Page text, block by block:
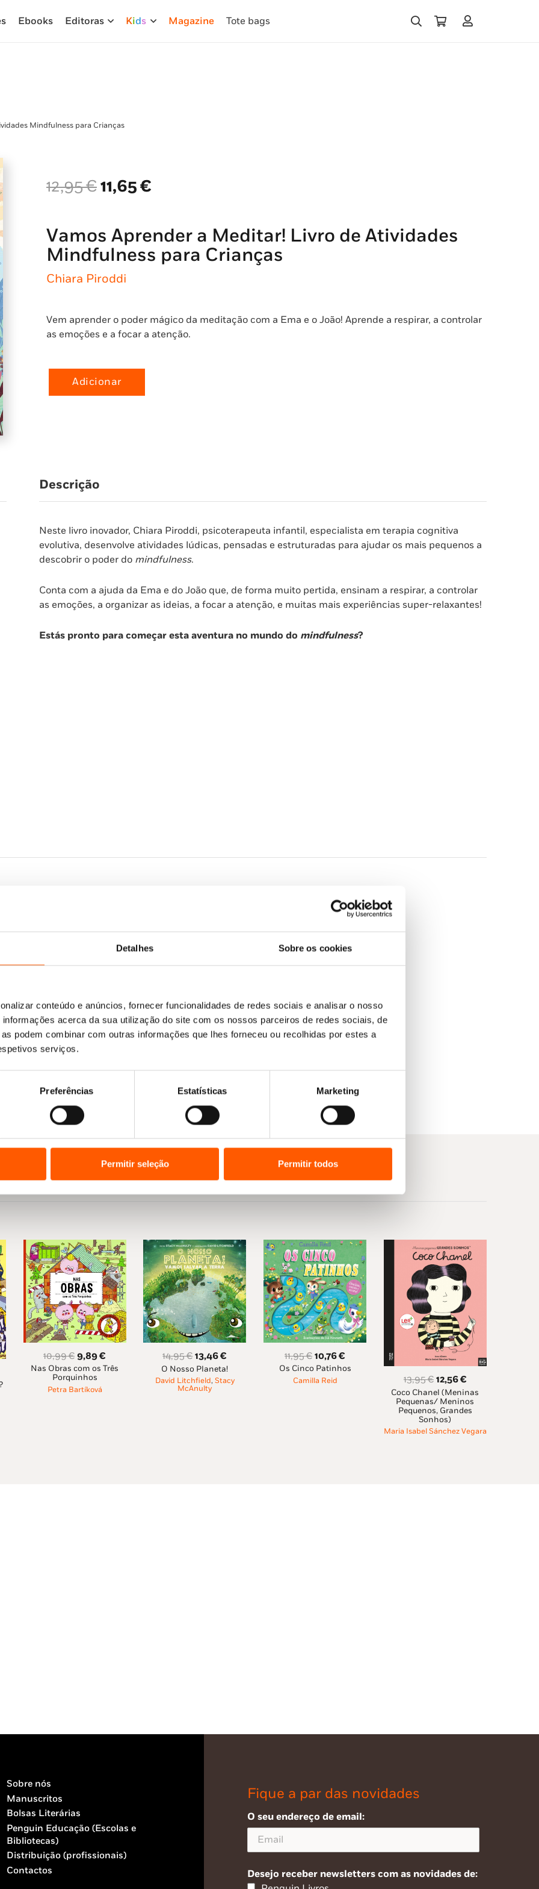
Detalhes Sobre os cookies
conteúdo e anúncios, fornecer funcionalidades de redes sociais e analisar o nosso
informações acerca da sua utilização do site com os nossos parceiros de redes sociais, de
podem combinar com outras informações que lhes forneceu ou recolhidas por estes a
serviços.
Preferências Estatísticas Marketing
Permitir seleção Permitir todos
Ebooks Editoras Kids Magazine Tote bags
Mindfulness para Crianças
12,95€O
preço
era:
12,95 €.
11,65€
é:
11,65 €.
Vamos Aprender a Meditar! Livro de Atividades
Mindfulness para Crianças
Chiara Piroddi
Vem aprender o poder mágico da meditação com a Ema e o João! Aprende a respirar, a controlar
as emoções e a focar a atenção.
Quantidade
de
Atividades
para
Crianças
Adicionar
Descrição
Neste livro inovador, Chiara Piroddi, psicoterapeuta infantil, especialista em terapia cognitiva
evolutiva, desenvolve atividades lúdicas, pensadas e estruturadas para ajudar os mais pequenos a
descobrir o poder do mindfulness.
Conta com a ajuda da Ema e do João que, de forma muito pertida, ensinam a respirar, a controlar
as emoções, a organizar as ideias, a focar a atenção, e muitas mais experiências super-relaxantes!
Estás pronto para começar esta aventura no mundo do mindfulness?
10,99€ O
preço
original
9,89€
preço
Nas Obras com os Três
Porquinhos
Petra Bartíková
14,95€O
preço
original
13,46€
preço
atual
O Nosso Planeta!
David Litchfield, Stacy
McAnulty
11,95€ O
preço
original
10,76€
preço
Os Cinco Patinhos
Camilla Reid 13,95€ O
preço
original
era:
13,95 €.
12,56€O
preço
atual
12,56 €.
Coco Chanel (Meninas
Pequenas/ Meninos
Pequenos, Grandes
Sonhos)
Maria Isabel Sánchez Vegara
Sobre nós
Manuscritos
Bolsas Literárias
Penguin Educação (Escolas e
Bibliotecas)
Distribuição (profissionais)
Contactos
Fique a par das novidades
O seu endereço de email:
Desejo receber newsletters com as novidades de: